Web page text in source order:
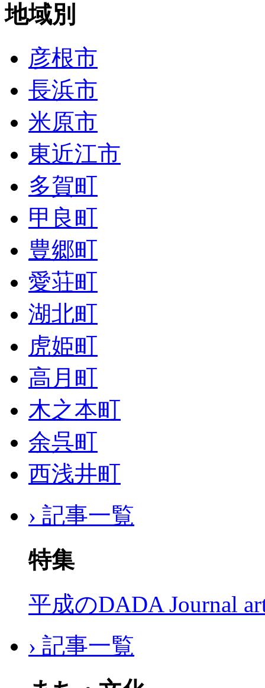
地域別
彦根市
長浜市
米原市
東近江市
多賀町
甲良町
豊郷町
愛荘町
湖北町
虎姫町
高月町
木之本町
余呉町
西浅井町
› 記事一覧
特集
平成のDADA Journal
› 記事一覧